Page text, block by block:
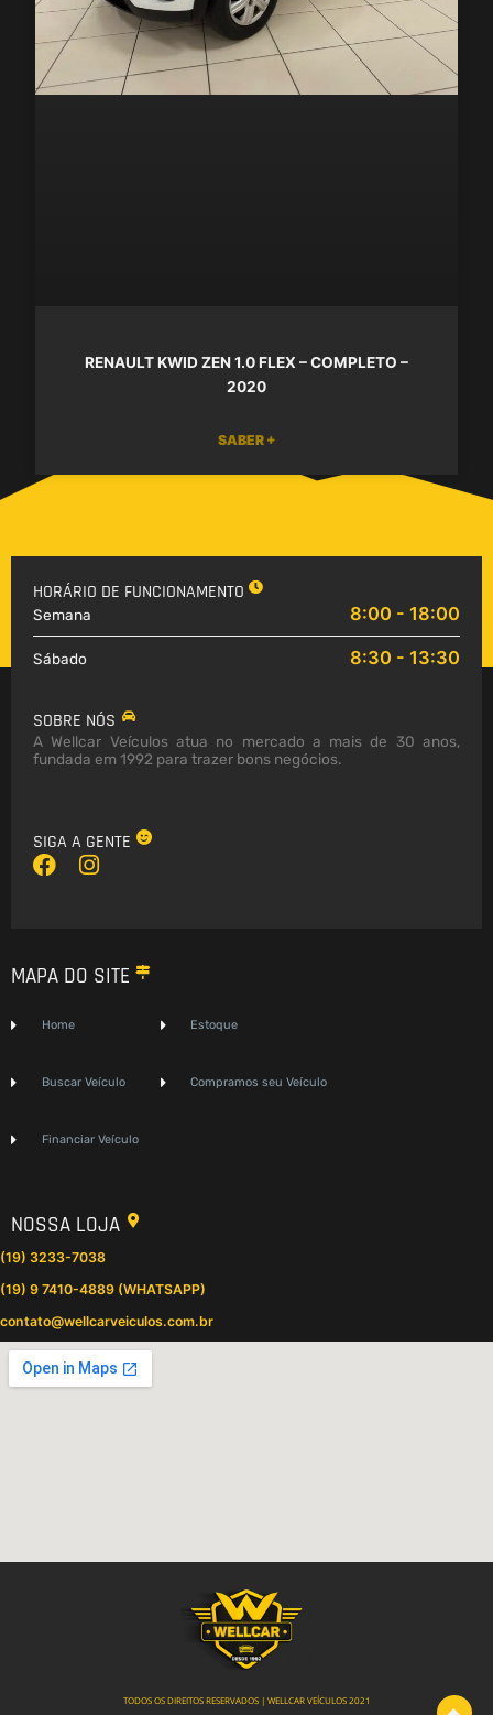
RENAULT KWID ZEN 1.0 FLEX – COMPLETO –
2020
SABER +
HORÁRIO DE FUNCIONAMENTO
Semana 8:00 - 18:00
Sábado 8:30 - 13:30
SOBRE NÓS
A Wellcar Veículos atua no mercado a mais de 30 anos,
fundada em 1992 para trazer bons negócios.
SIGA A GENTE
F
o
k
I
g
MAPA DO SITE
Home
Buscar Veículo
Financiar Veículo
Estoque
Compramos seu Veículo
NOSSA LOJA
(19) 3233-7038
(19) 9 7410-4889 (WHATSAPP)
contato@wellcarveiculos.com.br
TODOS OS DIREITOS RESERVADOS | WELLCAR VEÍCULOS 2021